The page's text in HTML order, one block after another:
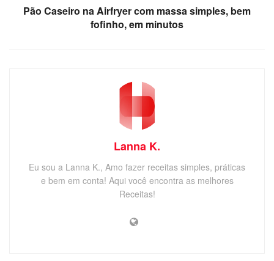
Pão Caseiro na Airfryer com massa simples, bem
fofinho, em minutos
Lanna K.
Eu sou a Lanna K., Amo fazer receitas simples, práticas
e bem em conta! Aqui você encontra as melhores
Receitas!